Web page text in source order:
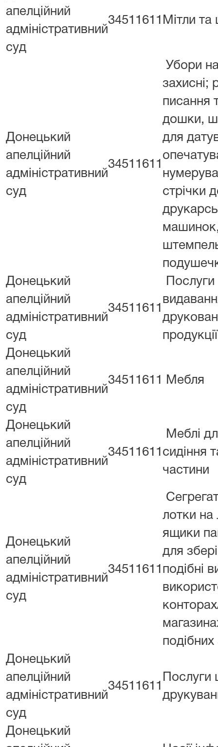
апелційний
адміністративний
суд
34511611 Мітли та
Донецький
апелційний
адміністративний
суд
34511611
Убори
захисні;
писання
дошки,
для
стрічки
Донецький
апелційний
адміністративний
суд
34511611
Донецький
апелційний
адміністративний
суд
34511611 Мебля
Донецький
апелційний
адміністративний
суд
34511611
Меблі
сидіння
частини
Донецький
апелційний
адміністративний
суд
34511611
лотки на
ящики
для
подібні
Донецький
апелційний
адміністративний
суд
34511611
Донецький